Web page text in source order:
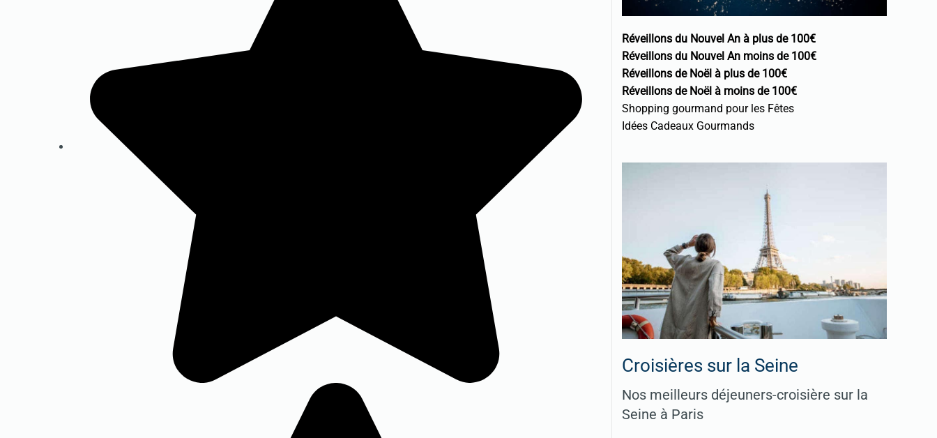
Réveillons du Nouvel An à plus de 100€
Réveillons du Nouvel An moins de 100€
Réveillons de Noël à plus de 100€
Réveillons de Noël à moins de 100€
Shopping gourmand pour les Fêtes
Idées Cadeaux Gourmands
Croisières sur la Seine
Nos meilleurs déjeuners-croisière sur la
Seine à Paris